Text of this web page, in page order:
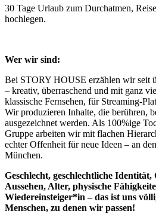
30 Tage Urlaub zum Durchatmen,
hochlegen.
Wer wir sind:
Bei STORY HOUSE erzählen wir seit
– kreativ, überraschend und mit ganz
klassische Fernsehen, für Streaming-
Wir produzieren Inhalte, die berühren,
ausgezeichnet werden. Als 100%ige
Gruppe arbeiten wir mit flachen
echter Offenheit für neue Ideen – an
München.
Geschlecht, geschlechtliche
Aussehen, Alter, physische
Wiedereinsteiger*in – das ist uns
Menschen, zu denen wir passen!